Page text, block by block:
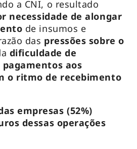
a CNI, o resultado
necessidade de alongar
de insumos e
das pressões sobre o
dificuldade de
aos
o ritmo de recebimento
empresas (52%)
dessas operações